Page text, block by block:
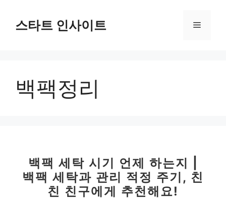
스타트 인사이트 메
백팩정리
백팩 세탁 시기 언제 하는지 |
백팩 세탁과 관리 적정 주기, 친
친 친구에게 추천해요!